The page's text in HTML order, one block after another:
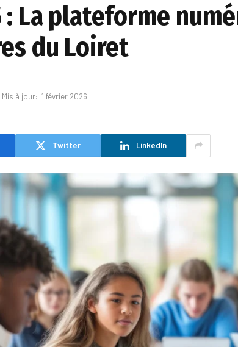
: La plateforme
du Loiret
Mis à jour: 1 février 2026
Twitter LinkedIn